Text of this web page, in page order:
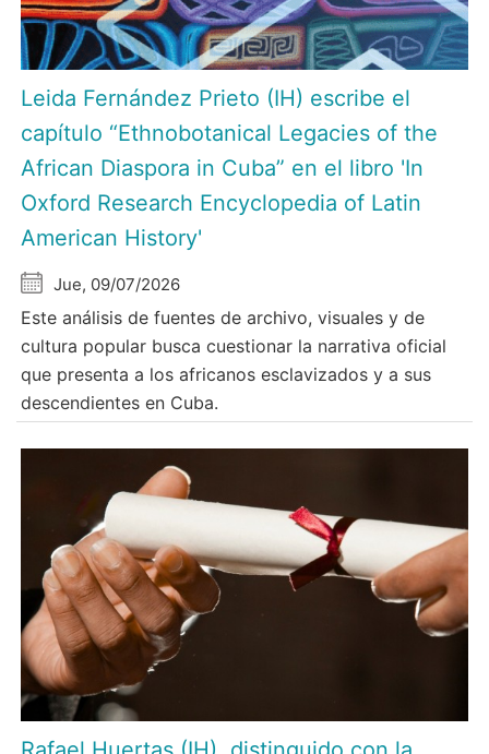
Leida Fernández Prieto (IH) escribe el
capítulo “Ethnobotanical Legacies of the
African Diaspora in Cuba” en el libro 'In
Oxford Research Encyclopedia of Latin
American History'
Jue, 09/07/2026
Este análisis de fuentes de archivo, visuales y de
cultura popular busca cuestionar la narrativa oficial
que presenta a los africanos esclavizados y a sus
descendientes en Cuba.